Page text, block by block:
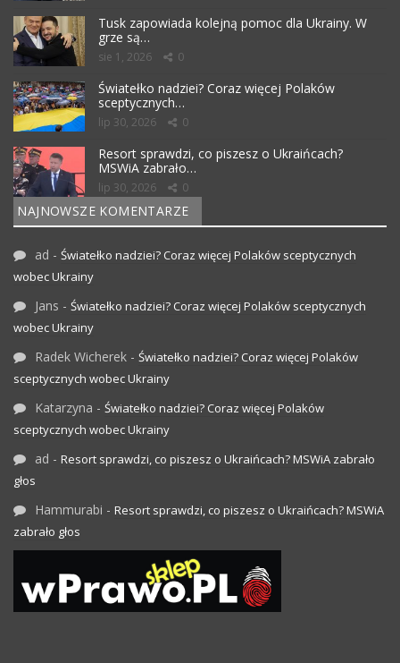
Tusk zapowiada kolejną pomoc dla Ukrainy. W
grze są…
sie 1, 2026 0
Światełko nadziei? Coraz więcej Polaków
sceptycznych…
lip 30, 2026 0
Resort sprawdzi, co piszesz o Ukraińcach?
MSWiA zabrało…
lip 30, 2026 0
NAJNOWSZE KOMENTARZE
ad - Światełko nadziei? Coraz więcej Polaków sceptycznych
wobec Ukrainy
Jans - Światełko nadziei? Coraz więcej Polaków sceptycznych
wobec Ukrainy
Radek Wicherek - Światełko nadziei? Coraz więcej Polaków
sceptycznych wobec Ukrainy
Katarzyna - Światełko nadziei? Coraz więcej Polaków
sceptycznych wobec Ukrainy
ad - Resort sprawdzi, co piszesz o Ukraińcach? MSWiA zabrało
głos
Hammurabi - Resort sprawdzi, co piszesz o Ukraińcach? MSWiA
zabrało głos